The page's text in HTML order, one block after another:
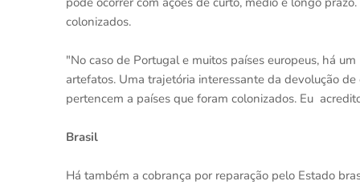
colonizados.
"No caso de Portugal e muitos países europeus, há
artefatos. Uma trajetória interessante da devolução
pertencem a países que foram colonizados. Eu
Brasil
Há também a cobrança por reparação pelo Estado